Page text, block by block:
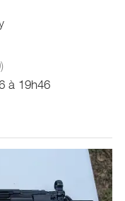
(0)
à 19h46